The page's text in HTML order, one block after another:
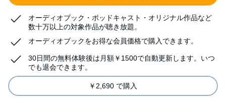
オーディオブック・ポッドキャスト・オリジナル作品など
数十万以上の対象作品が聴き放題。
オーディオブックをお得な会員価格で購入できます。
30日間の無料体験後は月額￥1500で自動更新します。いつ
でも退会できます。
￥2,690 で購入